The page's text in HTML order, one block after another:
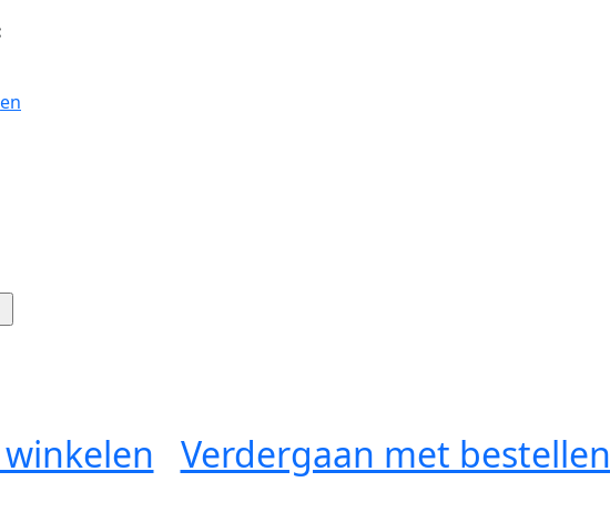
Verdergaan met bestellen